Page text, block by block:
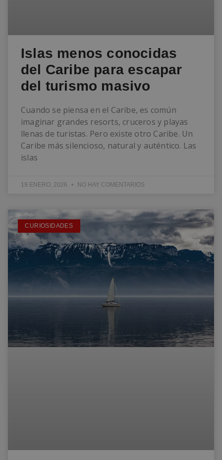
Islas menos conocidas
del Caribe para escapar
del turismo masivo
Cuando se piensa en el Caribe, es común
imaginar grandes resorts, cruceros y playas
llenas de turistas. Pero existe otro Caribe. Un
Caribe más silencioso, natural y auténtico. Las
islas
19 ENERO, 2026 NO HAY COMENTARIOS
CURIOSIDADES